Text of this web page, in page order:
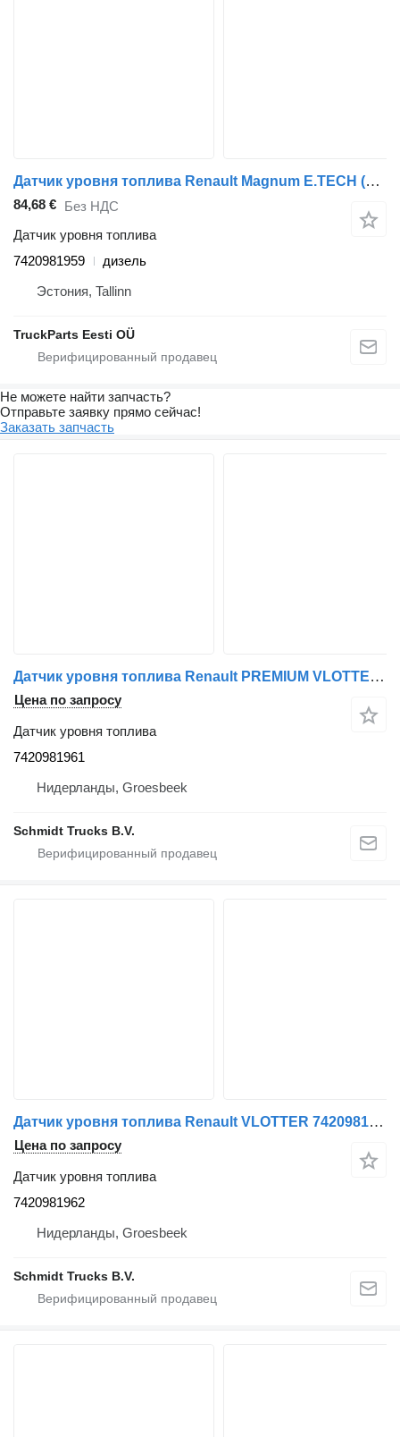
Датчик уровня топлива Renault Magnum E.TECH (01.00-) 7420981959 для тягача Renault Magnum (1990-2014)
84,68 € Без НДС
Датчик уровня топлива
7420981959
дизель
Эстония, Tallinn
TruckParts Eesti OÜ
Не можете найти запчасть?
Отправьте заявку прямо сейчас!
Заказать запчасть
Датчик уровня топлива Renault PREMIUM VLOTTER 7420981961 для грузовика
Цена по запросу
Датчик уровня топлива
7420981961
Нидерланды, Groesbeek
Schmidt Trucks B.V.
Датчик уровня топлива Renault VLOTTER 7420981962 для грузовика
Цена по запросу
Датчик уровня топлива
7420981962
Нидерланды, Groesbeek
Schmidt Trucks B.V.